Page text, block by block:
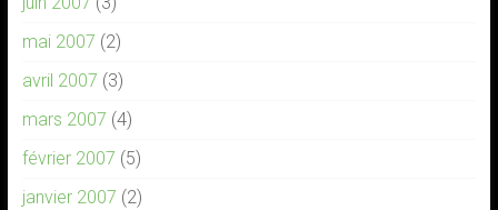
mai 2007 (2)
avril 2007 (3)
mars 2007 (4)
février 2007 (5)
janvier 2007 (2)